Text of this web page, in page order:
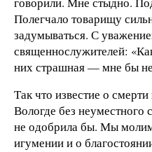
Полегчало товарищу
задумываться. С
священнослужителей:
них страшная — мне бы
Так что известие о
Вологде без
не одобрила бы. Мы
игумении и о